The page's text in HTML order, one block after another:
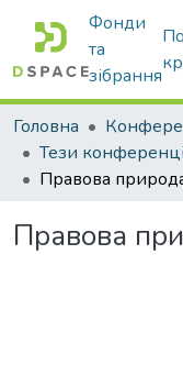
Фонди
та
зібрання
Головна
Тези
Правова
Правова